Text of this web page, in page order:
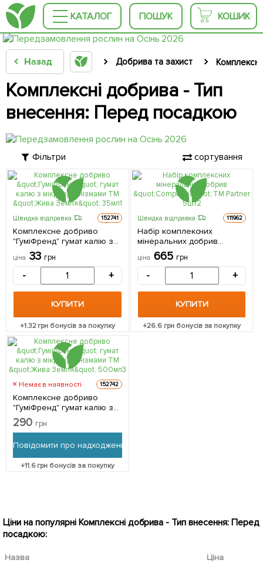
КАТАЛОГ ПОШУК КОШИК
Назад Добрива та захист
Комплексні добрива - Тип
внесення: Перед посадкою
Фільтри сортування
Швидка відправка 152741
Комплексне добриво
"ГуміФренд" гумат калію з
мікроорганізмами ТМ
"Жива Земля" 35мл
ціна 33 грн
- +
КУПИТИ
+1.32грн бонусів за покупку
Швидка відправка 111962
Набір комплексних
мінеральних добрив
"Complete" ТМ Partner 5шт
ціна 665 грн
- +
КУПИТИ
+26.6грн бонусів за покупку
Немає в наявності 152742
Комплексне добриво
"ГуміФренд" гумат калію з
мікроорганізмами ТМ
"Жива Земля" 500мл
290 грн
Повідомити про надходження
+11.6грн бонусів за покупку
Ціни на популярні Комплексні добрива - Тип внесення: Перед
посадкою:
Назва
Ціна